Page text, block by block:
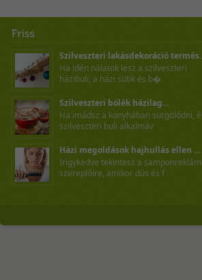
Szilveszteri lakásdekoráció
Ha idén nálatok lesz a szilveszteri
házibuli, a házi sütik és b�
Szilveszteri bólék házilag...
Ha imádsz a konyhában sürgölődni,
szilveszteri buli alkalmáv
Házi megoldások hajhullás ellen ...
Irigykedve tekintesz a
szereplőire, amikor dús és f